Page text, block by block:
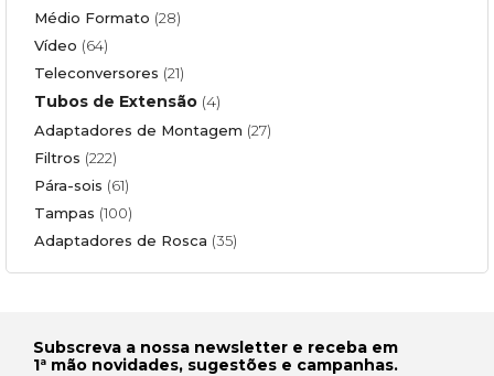
Médio Formato (28)
Vídeo (64)
Teleconversores (21)
Tubos de Extensão (4)
Adaptadores de Montagem (27)
Filtros (222)
Pára-sois (61)
Tampas (100)
Adaptadores de Rosca (35)
Subscreva a nossa newsletter e receba em
1ª mão novidades, sugestões e campanhas.